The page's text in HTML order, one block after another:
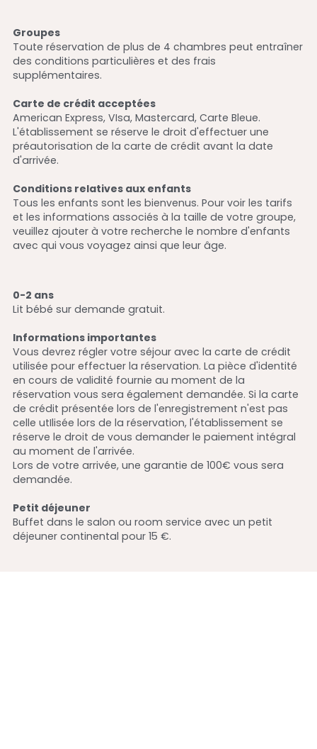
Groupes
Toute réservation de plus de 4 chambres peut entraîner
des conditions particulières et des frais
supplémentaires.
Carte de crédit acceptées
American Express, VIsa, Mastercard, Carte Bleue.
L'établissement se réserve le droit d'effectuer une
préautorisation de la carte de crédit avant la date
d'arrivée.
Conditions relatives aux enfants
Tous les enfants sont les bienvenus. Pour voir les tarifs
et les informations associés à la taille de votre groupe,
veuillez ajouter à votre recherche le nombre d'enfants
avec qui vous voyagez ainsi que leur âge.
0-2 ans
Lit bébé sur demande gratuit.
Informations importantes
Vous devrez régler votre séjour avec la carte de crédit
utilisée pour effectuer la réservation. La pièce d'identité
en cours de validité fournie au moment de la
réservation vous sera également demandée. Si la carte
de crédit présentée lors de l'enregistrement n'est pas
celle utIlisée lors de la réservation, l'établissement se
réserve le droit de vous demander le paiement intégral
au moment de l'arrivée.
Lors de votre arrivée, une garantie de 100€ vous sera
demandée.
Petit déjeuner
Buffet dans le salon ou room service avec un petit
déjeuner continental pour 15 €.